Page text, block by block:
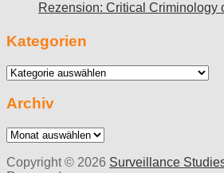
Rezension: Critical Criminology
Kategorien
Kategorien
Archiv
Archiv
Copyright © 2026 Surveillance